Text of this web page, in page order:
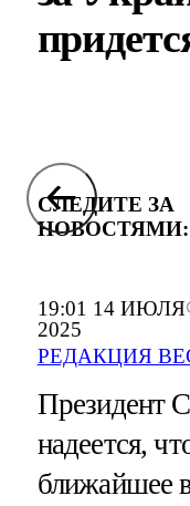
19:01 14 ИЮЛЯ
2025
РЕДАКЦИЯ
СЛЕДИТЕ ЗА
НОВОСТЯМИ:
Президент
надеется,
ближайшее